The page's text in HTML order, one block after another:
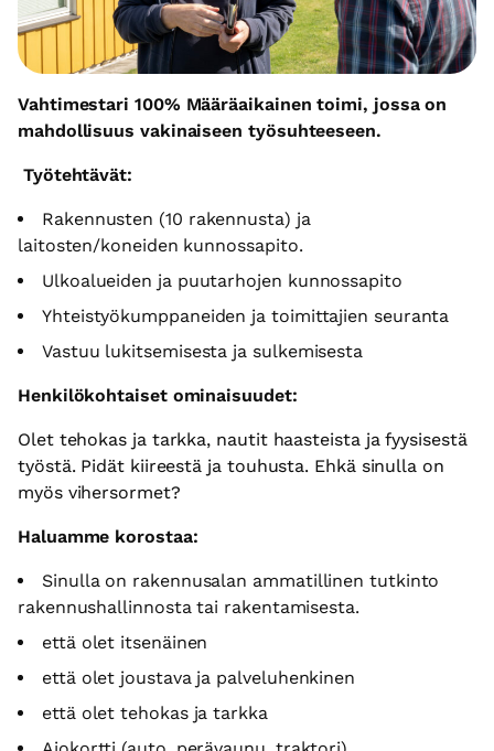
Vahtimestari 100% Määräaikainen toimi, jossa on
mahdollisuus vakinaiseen työsuhteeseen.
Työtehtävät:
Rakennusten (10 rakennusta) ja
laitosten/koneiden kunnossapito.
Ulkoalueiden ja puutarhojen kunnossapito
Yhteistyökumppaneiden ja toimittajien seuranta
Vastuu lukitsemisesta ja sulkemisesta
Henkilökohtaiset ominaisuudet:
Olet tehokas ja tarkka, nautit haasteista ja fyysisestä
työstä. Pidät kiireestä ja touhusta. Ehkä sinulla on
myös vihersormet?
Haluamme korostaa:
Sinulla on rakennusalan ammatillinen tutkinto
rakennushallinnosta tai rakentamisesta.
että olet itsenäinen
että olet joustava ja palveluhenkinen
että olet tehokas ja tarkka